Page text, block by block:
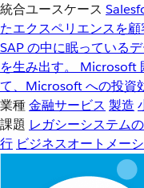
統合ユースケース
たエクスペリエンスを
SAP の中に眠っている
を生み出す。
Microsoft
て、Microsoft への投資
業種金融サービス 製造
課題 レガシーシステム
行 ビジネスオートメー